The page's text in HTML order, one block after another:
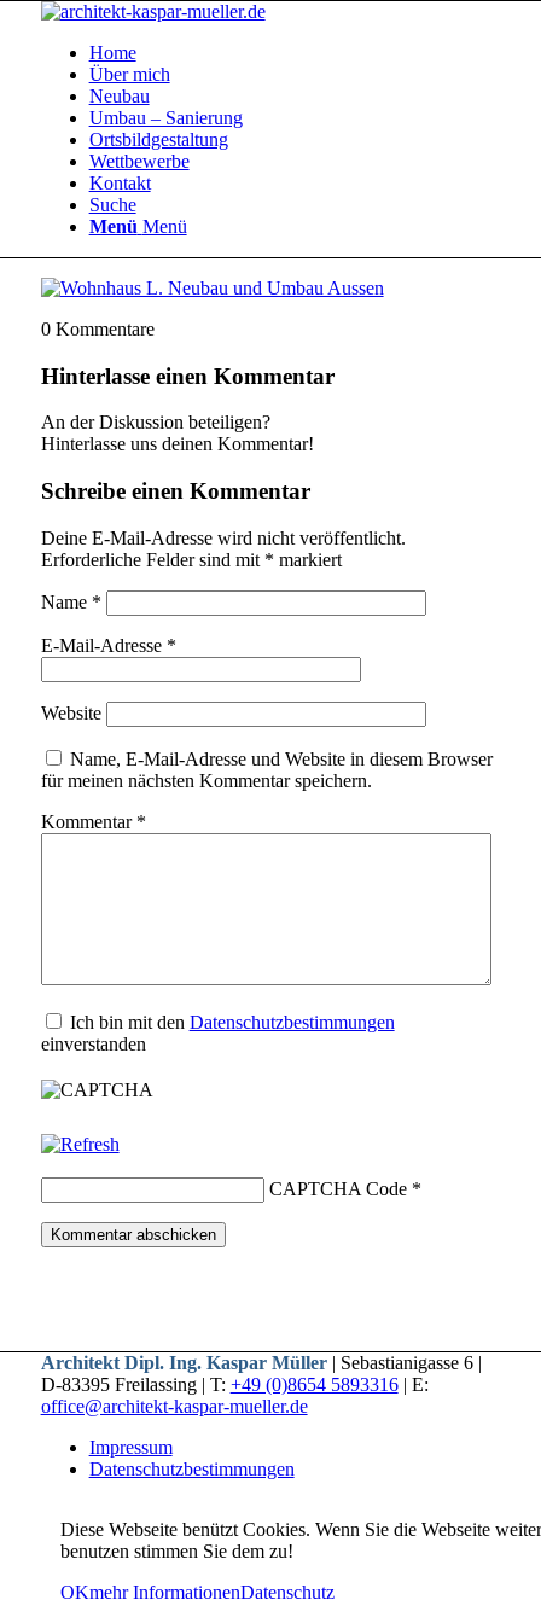
Home
Über mich
Neubau
Umbau – Sanierung
Ortsbildgestaltung
Wettbewerbe
Kontakt
Suche
Menü Menü
0 Kommentare
Hinterlasse einen Kommentar
An der Diskussion beteiligen?
Hinterlasse uns deinen Kommentar!
Schreibe einen Kommentar
Deine E-Mail-Adresse wird nicht veröffentlicht.
Erforderliche Felder sind mit * markiert
Name *
E-Mail-Adresse *
Website
Name, E-Mail-Adresse und Website in diesem Browser
für meinen nächsten Kommentar speichern.
Kommentar *
Ich bin mit den Datenschutzbestimmungen
einverstanden
CAPTCHA Code*
Architekt Dipl. Ing. Kaspar Müller| Sebastianigasse 6 |
D-83395 Freilassing | T: +49 (0)8654 5893316| E:
office@architekt-kaspar-mueller.de
Impressum
Datenschutzbestimmungen
Diese Webseite benützt Cookies. Wenn Sie die Webseite weiter
benutzen stimmen Sie dem zu!
OKmehr InformationenDatenschutz